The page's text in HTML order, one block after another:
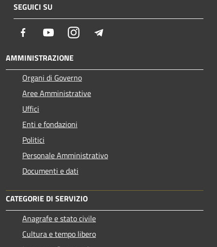
SEGUICI SU
Facebook YoutubeInstagram
AMMINISTRAZIONE
Organi di Governo
Aree Amministrative
Uffici
Enti e fondazioni
Politici
Personale Amministrativo
Documenti e dati
CATEGORIE DI SERVIZIO
Anagrafe e stato civile
Cultura e tempo libero